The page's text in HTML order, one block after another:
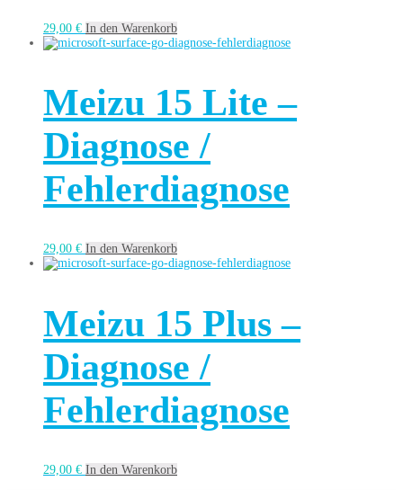
29,00 € In den Warenkorb
Meizu 15 Lite –
Diagnose /
Fehlerdiagnose
29,00 € In den Warenkorb
Meizu 15 Plus –
Diagnose /
Fehlerdiagnose
29,00 € In den Warenkorb